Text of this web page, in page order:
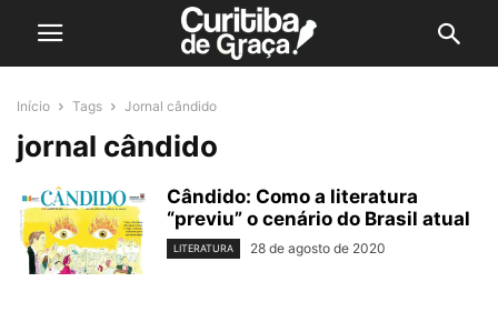
Início Tags Jornal cândido
jornal cândido
Cândido: Como a literatura
“previu” o cenário do Brasil atual
LITERATURA 28 de agosto de 2020